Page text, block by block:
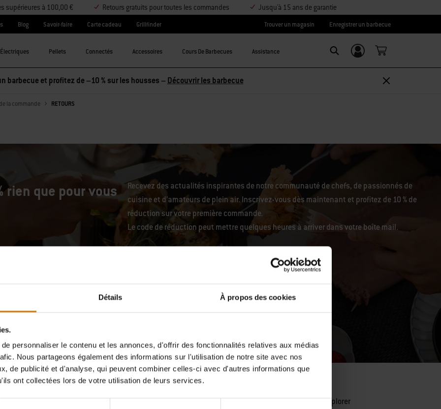
Détails À propos des cookies
personnaliser le contenu et les annonces, d'offrir des fonctionnalités relatives aux médias
Nous partageons également des informations sur l'utilisation de notre site avec nos
de publicité et d'analyse, qui peuvent combiner celles-ci avec d'autres informations que
ont collectées lors de votre utilisation de leurs services.
supérieures à 100,00 € Retours gratuits pour toutes les commandes Jusqu'à 15 ans de garantie
Blog Savoir-faire Carte cadeau Grillfinder Trouver un magasin Enregistrer un barbecue
Électriques Pellets Connectés Accessoires Cours De Barbecues Assistance
Se connecter/
S’inscrire
barbecue et profitez de –10 % sur les housses – Découvrir les barbecue
la commande RETOURS
rien que pour vous
Recevez des actualités inspirantes de notre communauté de chefs, de passionnés de
cuisine et d’amateurs de plein air. Inscrivez-vous dès maintenant et profitez de 10 % de
réduction sur votre première commande.
Le code de réduction peut mettre quelques heures à arriver dans votre boîte mail.
Deutschland GmbH concernant le contenu exclusif tel que des
mon intéraction avec la newsletter à l'ide d'outils de suivi.
Assistance client Pièces de rechange Explorer